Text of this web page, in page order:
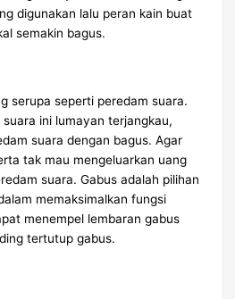
digunakan lalu peran kain buat
semakin bagus.
serupa seperti peredam suara.
ini lumayan terjangkau,
suara dengan bagus. Agar
tak mau mengeluarkan uang
suara. Gabus adalah pilihan
memaksimalkan fungsi
menempel lembaran gabus
tertutup gabus.